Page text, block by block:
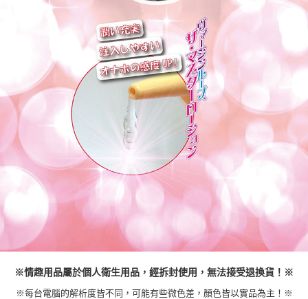
※情趣用品屬於個人衛生用品，經拆封使用，無法接受退換貨！※
※每台電腦的解析度皆不同，可能有些微色差，顏色皆以實品為主！※